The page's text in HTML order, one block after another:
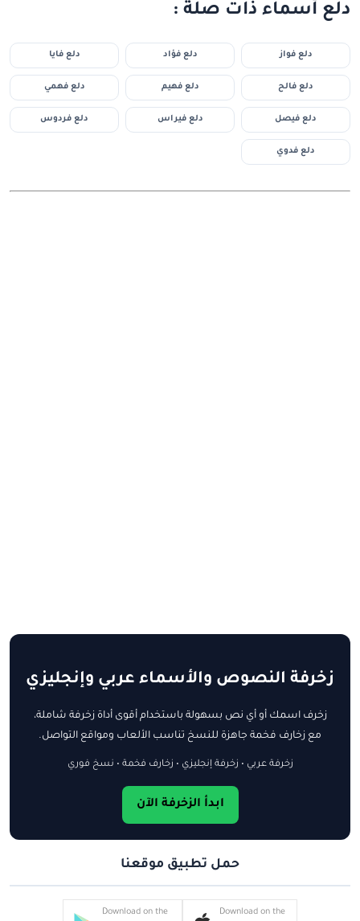
دلع أسماء ذات صلة :
دلع فواز دلع فؤاد دلع فايا
دلع فالح دلع فهيم دلع فهمي
دلع فيصل دلع فيراس دلع فردوس
دلع فدوي
زخرفة النصوص والأسماء عربي وإنجليزي
زخرف اسمك أو أي نص بسهولة باستخدام أقوى أداة زخرفة شاملة،
مع زخارف فخمة جاهزة للنسخ تناسب الألعاب ومواقع التواصل.
زخرفة عربي • زخرفة إنجليزي • زخارف فخمة • نسخ فوري
ابدأ الزخرفة الآن
حمل تطبيق موقعنا
Download on the
Download on the